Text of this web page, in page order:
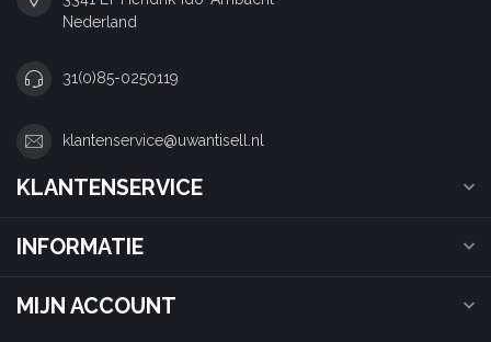
Nederland
31(0)85-0250119
klantenservice@uwantisell.nl
KLANTENSERVICE
INFORMATIE
MIJN ACCOUNT